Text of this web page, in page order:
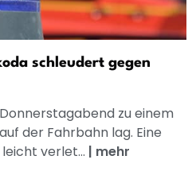
schleudert gegen
zu einem
der Fahrbahn lag. Eine
verlet... | mehr